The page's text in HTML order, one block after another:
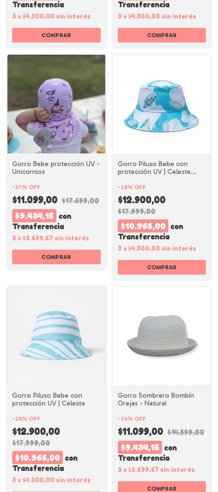
Transferencia
3 x $4.300,00 sin interés
COMPRAR
Transferencia
3 x $4.300,00 sin interés
COMPRAR
Gorro Bebe protección UV -
Unicornios
-37% OFF
$11.099,00 $17.699,00
$9.434,15
con
Transferencia
3 x $3.699,67 sin interés
Gorro Piluso Bebe con
protección UV | Celeste
-28% OFF
$12.900,00
$17.999,00
$10.965,00
con
Transferencia
3 x $4.300,00 sin interés
COMPRAR
Gorro Piluso Bebe con
protección UV | Celeste
-28% OFF
$12.900,00
$17.999,00
$10.965,00
con
Transferencia
3 x $4.300,00 sin interés
Gorro Sombrero Bombín
Orejas - Natural
-24% OFF
$11.099,00 $14.599,00
$9.434,15
con
Transferencia
3 x $3.699,67 sin interés